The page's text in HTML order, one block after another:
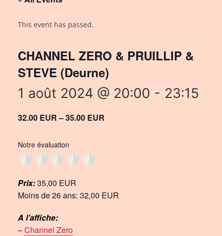
This event has passed.
CHANNEL ZERO & PRUILLIP &
STEVE (Deurne)
1 août 2024 @ 20:00 - 23:15
32.00 EUR – 35.00 EUR
Notre évaluation
Prix:35,00 EUR
Moins de 26 ans: 32,00 EUR
A l’affiche:
–Channel Zero